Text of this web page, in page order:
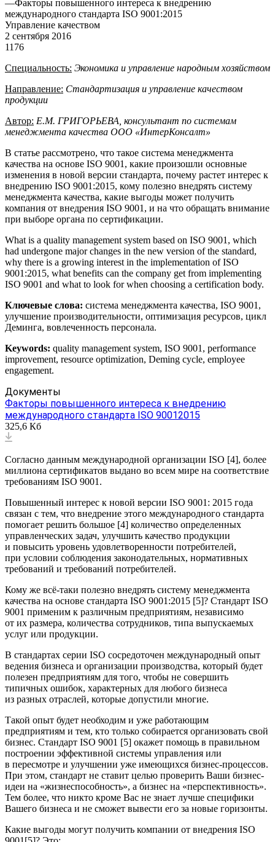
—Факторы повышенного интереса к внедрению
международного стандарта ISO 9001:2015
Управление качеством
2 сентября 2016
1176
Специальность: Экономика и управление народным хозяйством
Направление: Стандартизация и управление качеством
продукции
Автор: Е.М. ГРИГОРЬЕВА, консультант по системам
менеджмента качества ООО «ИнтерКонсалт»
В статье рассмотрено, что такое система менеджмента
качества на основе ISO 9001, какие произошли основные
изменения в новой версии стандарта, почему растет интерес к
внедрению ISO 9001:2015, кому полезно внедрять систему
менеджмента качества, какие выгоды может получить
компания от внедрения ISO 9001, и на что обращать внимание
при выборе органа по сертификации.
What is a quality management system based on ISO 9001, which
had undergone major changes in the new version of the standard,
why there is a growing interest in the implementation of ISO
9001:2015, what benefits can the company get from implementing
ISO 9001 and what to look for when choosing a certification body.
Ключевые слова: система менеджмента качества, ISO 9001,
улучшение производительности, оптимизация ресурсов, цикл
Деминга, вовлеченность персонала.
Keywords: quality management system, ISO 9001, performance
improvement, resource optimization, Deming cycle, employee
engagement.
Документы
Факторы повышенного интереса к внедрению
международного стандарта ISO 90012015
325,6 Кб
Согласно данным международной организации ISO [4], более
миллиона сертификатов выдано во всем мире на соответствие
требованиям ISO 9001.
Повышенный интерес к новой версии ISO 9001: 2015 года
связан с тем, что внедрение этого международного стандарта
помогает решить большое [4] количество определенных
управленческих задач, улучшить качество продукции
и повысить уровень удовлетворенности потребителей,
при условии соблюдения законодательных, нормативных
требований и требований потребителей.
Кому же всё-таки полезно внедрять систему менеджмента
качества на основе стандарта ISO 9001:2015 [5]? Стандарт ISO
9001 применим к различным предприятиям, независимо
от их размера, количества сотрудников, типа выпускаемых
услуг или продукции.
В стандартах серии ISO сосредоточен международный опыт
ведения бизнеса и организации производства, который будет
полезен предприятиям для того, чтобы не совершить
типичных ошибок, характерных для любого бизнеса
из разных отраслей, которые допустили многие.
Такой опыт будет необходим и уже работающим
предприятиям и тем, кто только собирается организовать свой
бизнес. Стандарт ISO 9001 [5] окажет помощь в правильном
построении эффективной системы управления или
в пересмотре и улучшении уже имеющихся бизнес-процессов.
При этом, стандарт не ставит целью проверить Ваши бизнес-
идеи на «жизнеспособность», а бизнес на «перспективность».
Тем более, что никто кроме Вас не знает лучше специфики
Вашего бизнеса и не сможет вывести его за новые горизонты.
Какие выгоды могут получить компании от внедрения ISO